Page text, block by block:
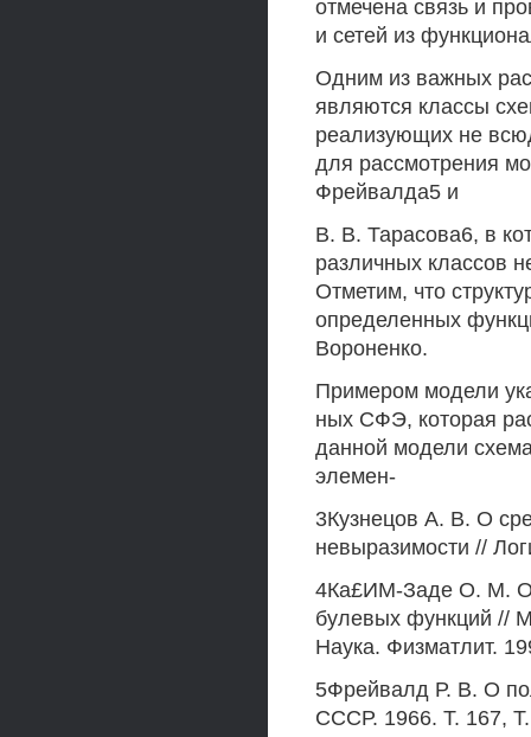
отмечена связь и
и сетей из
Одним из важных
являются классы
реализующих не
для рассмотрения
Фрейвалда5 и
B. В. Тарасова6, в
различных классов
Отметим, что
определенных
Вороненко.
Примером модели
ных СФЭ, которая
данной модели
элемен-
3Кузнецов А. В. О
невыразимости //
4Ка£ИМ-Заде О. М. О
булевых функций //
Наука. Физматлит.
5Фрейвалд Р. В. О
СССР. 1966. Т. 167,